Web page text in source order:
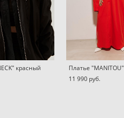
красный
Платье "MANITOU"
11 990 pуб.